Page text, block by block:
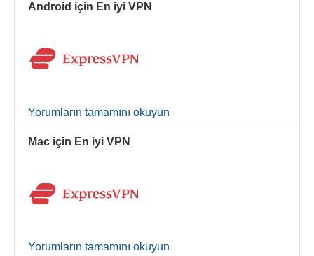
Android için En iyi VPN
Yorumların tamamını okuyun
Mac için En iyi VPN
Yorumların tamamını okuyun